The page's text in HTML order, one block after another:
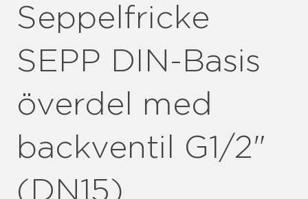
Seppelfricke
SEPP DIN-Basis
överdel med
backventil G1/2"
(DN15)